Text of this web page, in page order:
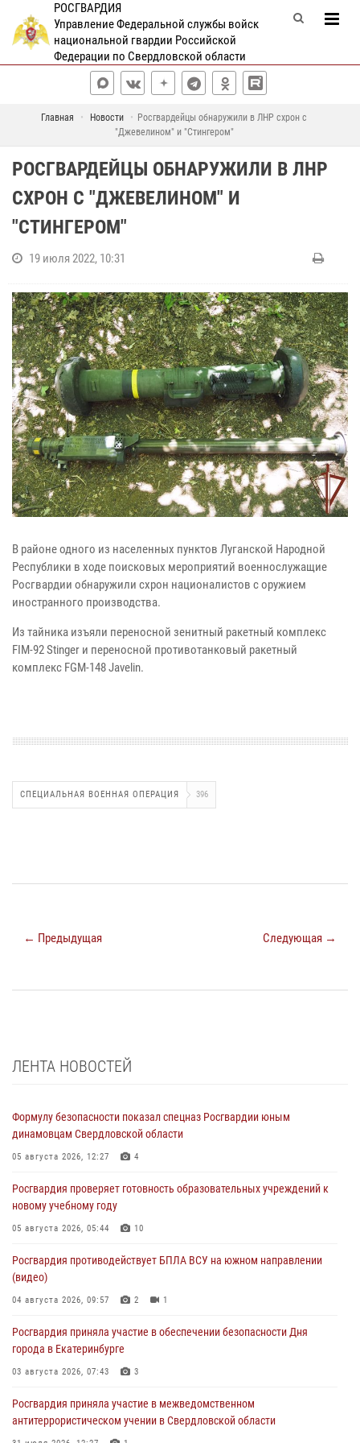
РОСГВАРДИЯ
Управление Федеральной службы войск
национальной гвардии Российской
Федерации по Свердловской области
Главная Новости
Росгвардейцы обнаружили в ЛНР схрон с
"Джевелином" и "Стингером"
РОСГВАРДЕЙЦЫ ОБНАРУЖИЛИ В ЛНР
СХРОН С "ДЖЕВЕЛИНОМ" И
"СТИНГЕРОМ"
19 июля 2022, 10:31
В районе одного из населенных пунктов Луганской Народной
Республики в ходе поисковых мероприятий военнослужащие
Росгвардии обнаружили схрон националистов с оружием
иностранного производства.
Из тайника изъяли переносной зенитный ракетный комплекс
FIM-92 Stinger и переносной противотанковый ракетный
комплекс FGM-148 Javelin.
СПЕЦИАЛЬНАЯ ВОЕННАЯ ОПЕРАЦИЯ 396
← Предыдущая Следующая →
ЛЕНТА НОВОСТЕЙ
Формулу безопасности показал спецназ Росгвардии юным
динамовцам Свердловской области
05 августа 2026, 12:27 4
Росгвардия проверяет готовность образовательных учреждений к
новому учебному году
05 августа 2026, 05:44 10
Росгвардия противодействует БПЛА ВСУ на южном направлении
(видео)
04 августа 2026, 09:57 2 1
Росгвардия приняла участие в обеспечении безопасности Дня
города в Екатеринбурге
03 августа 2026, 07:43 3
Росгвардия приняла участие в межведомственном
антитеррористическом учении в Свердловской области